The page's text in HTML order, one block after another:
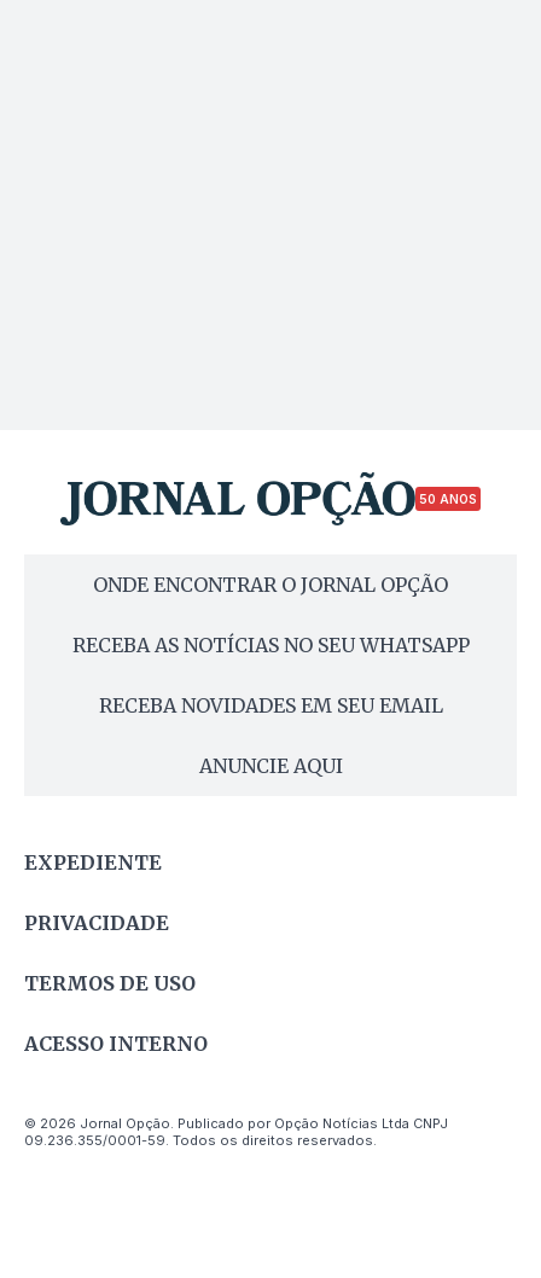
50 ANOS
ONDE ENCONTRAR O JORNAL OPÇÃO
RECEBA AS NOTÍCIAS NO SEU WHATSAPP
RECEBA NOVIDADES EM SEU EMAIL
ANUNCIE AQUI
EXPEDIENTE
PRIVACIDADE
TERMOS DE USO
ACESSO INTERNO
© 2026 Jornal Opção. Publicado por Opção Notícias Ltda CNPJ
09.236.355/0001-59. Todos os direitos reservados.